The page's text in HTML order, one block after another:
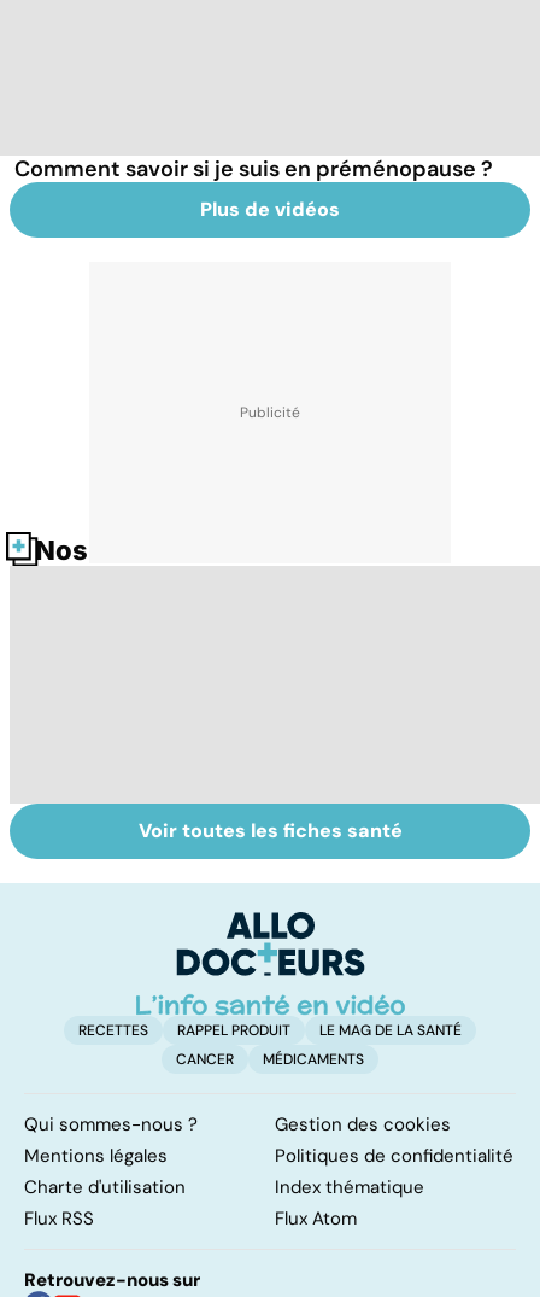
Comment savoir si je suis en préménopause ?
Plus de vidéos
Nos fiches santé
Dérèglement
hormonal : et si
Tout savoir sur
les infections
Voir toutes les fiches santé
RECETTES RAPPEL PRODUIT
LE MAG DE LA SANTÉ
CANCER
MÉDICAMENTS
Qui sommes-nous ?
Gestion des cookies
Mentions légales
Politiques de confidentialité
Charte d'utilisation
Index thématique
Flux RSS
Flux Atom
Retrouvez-nous sur